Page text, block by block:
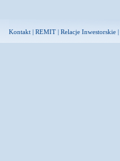
Kontakt | REMIT | Relacje Inwestorskie |